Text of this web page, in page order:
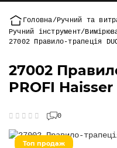
Головна Ручний та
Ручний інструмент
27002 Правило-трапеція
27002
PROFI
0
Топ продаж